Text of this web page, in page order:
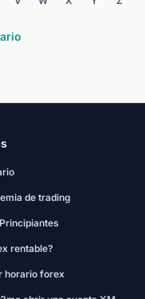
de trading
rentable?
horario forex